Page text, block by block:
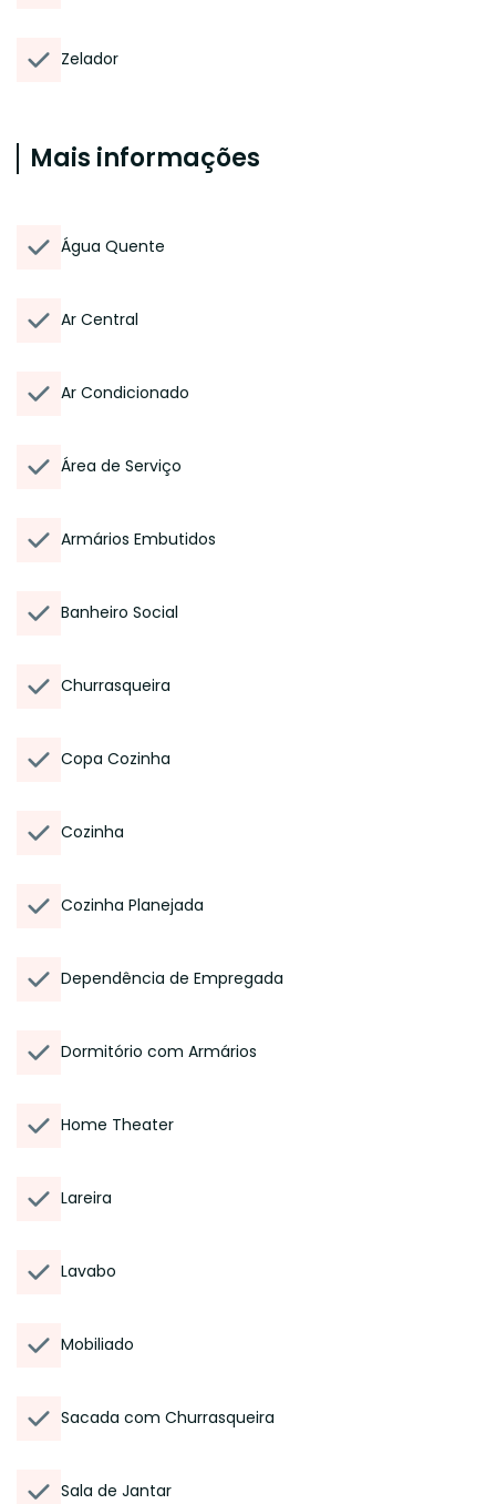
Zelador
Mais informações
Água Quente
Ar Central
Ar Condicionado
Área de Serviço
Armários Embutidos
Banheiro Social
Churrasqueira
Copa Cozinha
Cozinha
Cozinha Planejada
Dependência de Empregada
Dormitório com Armários
Home Theater
Lareira
Lavabo
Mobiliado
Sacada com Churrasqueira
Sala de Jantar